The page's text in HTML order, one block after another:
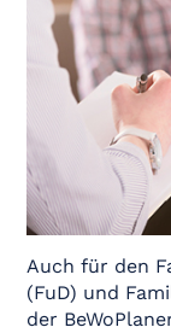
Auch für den
(FuD) und
der